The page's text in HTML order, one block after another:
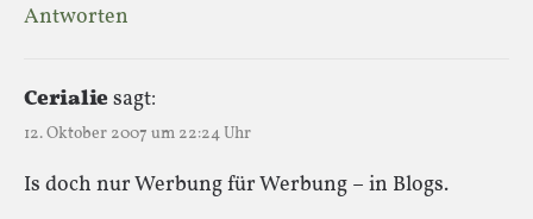
Antworten
Cerialiesagt:
12. Oktober 2007 um 22:24 Uhr
Is doch nur Werbung für Werbung – in Blogs.